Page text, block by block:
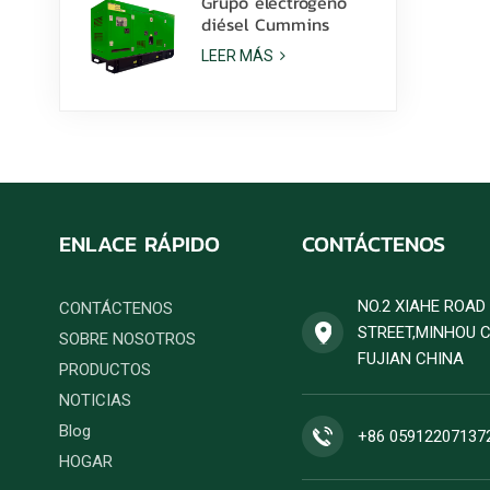
diésel Cummins
6ZTAA13-G2 de 425
kVA para aplicaciones
LEER MÁS
ENLACE RÁPIDO
CONTÁCTENOS
SOBRE NOSOTROS
PRODUCTOS
NOTICIAS
Blog
HOGAR
CONTÁCTENOS
NO.2 XIAHE
STREET,MINHOU
FUJIAN CHINA
+86